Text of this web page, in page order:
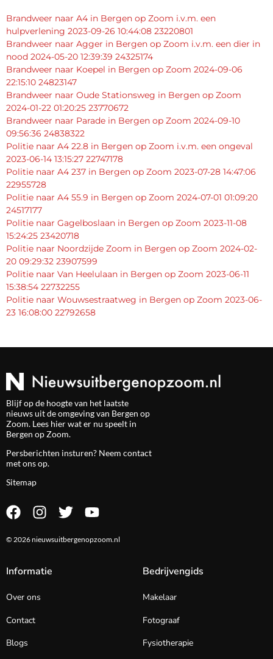
Brandweer naar A4 in Bergen op Zoom i.v.m. een
hulpverlening 2023-09-26 10:44:08 23220801
Brandweer naar Agger in Bergen op Zoom i.v.m. een dier in
nood 2024-05-20 12:39:39 24325174
Brandweer naar Koepel in Bergen op Zoom 2024-09-06
22:15:10 24823147
Brandweer naar Oude Stationsweg in Bergen op Zoom
2024-01-22 01:20:25 23770672
Brandweer naar Parade in Bergen op Zoom 2024-09-10
09:56:36 24838322
Politie naar A4 22.8 in Bergen op Zoom i.v.m. een ongeval
2023-06-14 13:15:27 22747178
Politie naar A4 237 in Bergen op Zoom 2023-07-28 14:47:06
22955728
Politie naar A4 55.9 in Bergen op Zoom 2024-07-01 01:09:20
24517177
Politie naar Gagelboslaan in Bergen op Zoom 2023-11-08
15:24:25 23420718
Politie naar Noordzijde Zoom in Bergen op Zoom 2024-02-
20 09:29:32 23907599
Politie naar Van Heelulaan in Bergen op Zoom 2023-06-11
15:38:54 22732255
Politie naar Wouwsestraatweg in Bergen op Zoom 2023-06-
23 16:08:00 22792658
Blijf op de hoogte van het laatste
nieuws uit de omgeving van Bergen op
Zoom. Lees hier wat er nu speelt in
Bergen op Zoom.
Persberichten insturen? Neem contact
met ons op.
Sitemap
© 2026 nieuwsuitbergenopzoom.nl
Informatie
Over ons
Contact
Blogs
Bedrijvengids
Makelaar
Fotograaf
Fysiotherapie